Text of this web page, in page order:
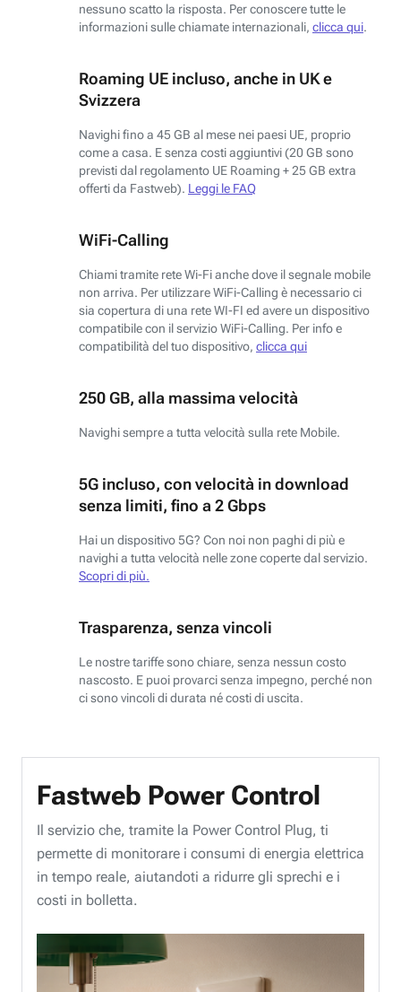
nessuno scatto la risposta. Per conoscere tutte le
informazioni sulle chiamate internazionali, clicca qui.
Roaming UE incluso, anche in UK e
Svizzera
Navighi fino a 45 GB al mese nei paesi UE, proprio
come a casa. E senza costi aggiuntivi (20 GB sono
previsti dal regolamento UE Roaming + 25 GB extra
offerti da Fastweb). Leggi le FAQ
WiFi-Calling
Chiami tramite rete Wi-Fi anche dove il segnale mobile
non arriva. Per utilizzare WiFi-Calling è necessario ci
sia copertura di una rete WI-FI ed avere un dispositivo
compatibile con il servizio WiFi-Calling. Per info e
compatibilità del tuo dispositivo, clicca qui
250 GB, alla massima velocità
Navighi sempre a tutta velocità sulla rete Mobile.
5G incluso, con velocità in download
senza limiti, fino a 2 Gbps
Hai un dispositivo 5G? Con noi non paghi di più e
navighi a tutta velocità nelle zone coperte dal servizio.
Scopri di più.
Trasparenza, senza vincoli
Le nostre tariffe sono chiare, senza nessun costo
nascosto. E puoi provarci senza impegno, perché non
ci sono vincoli di durata né costi di uscita.
Fastweb Power Control
Il servizio che, tramite la Power Control Plug, ti
permette di monitorare i consumi di energia elettrica
in tempo reale, aiutandoti a ridurre gli sprechi e i
costi in bolletta.